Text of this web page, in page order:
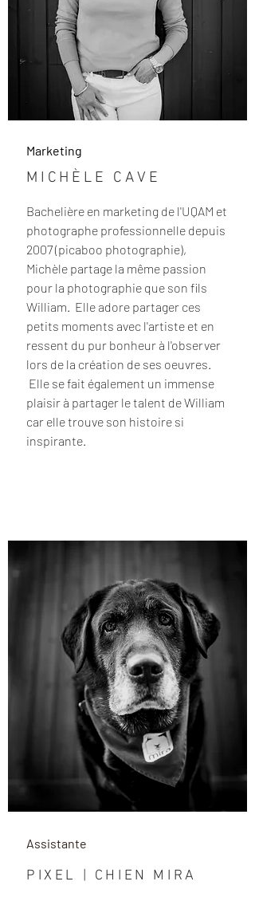
Marketing
MICHÈLE CAVE
Bachelière en marketing de l'UQAM et
photographe professionnelle depuis
2007 (picaboo photographie),
Michèle partage la même passion
pour la photographie que son fils
William. Elle adore partager ces
petits moments avec l'artiste et en
ressent du pur bonheur à l'observer
lors de la création de ses oeuvres.
Elle se fait également un immense
plaisir à partager le talent de William
car elle trouve son histoire si
inspirante.
Assistante
PIXEL | CHIEN MIRA